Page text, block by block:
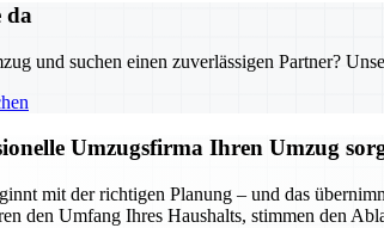
da
und suchen einen zuverlässigen Partner?
Umzugsfirma Ihren Umzug
mit der richtigen Planung – und das
den Umfang Ihres Haushalts, stimmen den